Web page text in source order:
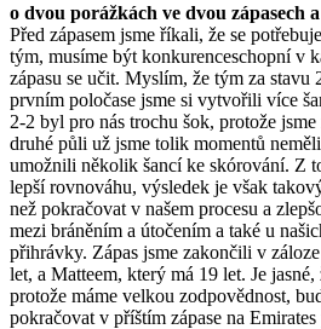
o dvou porážkách ve dvou
Před zápasem jsme říkali, že se
tým, musíme být konkurenceschopní v
zápasu se učit. Myslím, že tým za stavu
prvním poločase jsme si vytvořili více
2-2 byl pro nás trochu šok, protože
druhé půli už jsme tolik momentů
umožnili několik šancí ke skórování. Z
lepší rovnováhu, výsledek je však
než pokračovat v našem procesu a
mezi bráněním a útočením a také u
přihrávky. Zápas jsme zakončili v
let, a Matteem, který má 19 let. Je
protože máme velkou zodpovědnost,
pokračovat v příštím zápase na